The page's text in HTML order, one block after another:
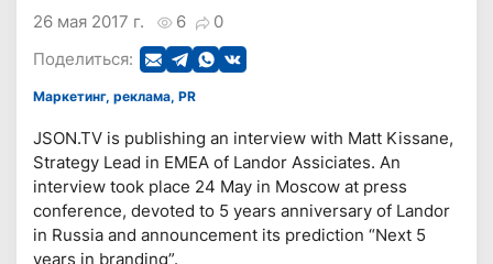
6 0
26 мая 2017 г.
Поделиться:
Маркетинг, реклама, PR
JSON.TV is publishing an interview with Matt Kissane,
Strategy Lead in EMEA of Landor Assiciates. An
interview took place 24 May in Moscow at press
conference, devoted to 5 years anniversary of Landor
in Russia and announcement its prediction “Next 5
years in branding”.